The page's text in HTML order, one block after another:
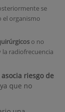
se
organismo
o no
radiofrecuencia
riesgo de
que no